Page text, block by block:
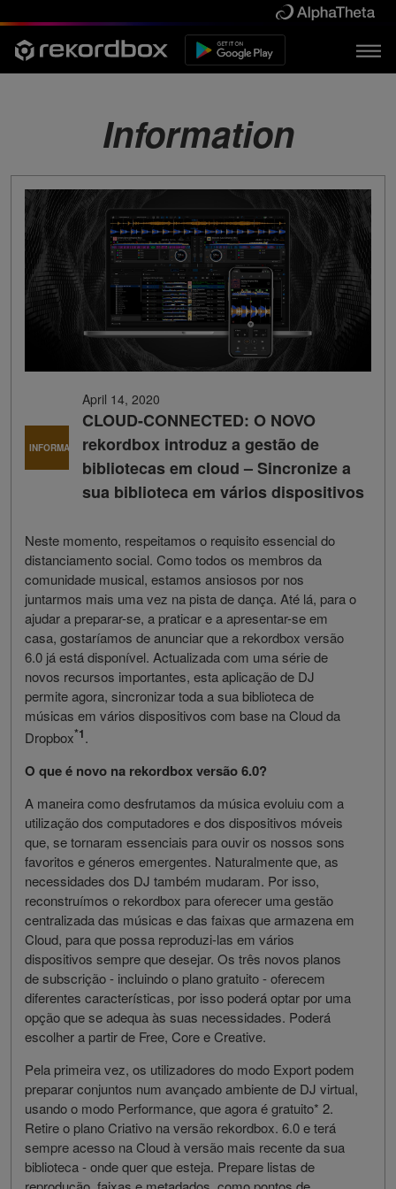
Information
INFORMAÇÕES
April 14, 2020
CLOUD-CONNECTED: O NOVO
rekordbox introduz a gestão de
bibliotecas em cloud – Sincronize a
sua biblioteca em vários dispositivos
Neste momento, respeitamos o requisito essencial do
distanciamento social. Como todos os membros da
comunidade musical, estamos ansiosos por nos
juntarmos mais uma vez na pista de dança. Até lá, para o
ajudar a preparar-se, a praticar e a apresentar-se em
casa, gostaríamos de anunciar que a rekordbox versão
6.0 já está disponível. Actualizada com uma série de
novos recursos importantes, esta aplicação de DJ
permite agora, sincronizar toda a sua biblioteca de
músicas em vários dispositivos com base na Cloud da
Dropbox*1.
O que é novo na rekordbox versão 6.0?
A maneira como desfrutamos da música evoluiu com a
utilização dos computadores e dos dispositivos móveis
que, se tornaram essenciais para ouvir os nossos sons
favoritos e géneros emergentes. Naturalmente que, as
necessidades dos DJ também mudaram. Por isso,
reconstruímos o rekordbox para oferecer uma gestão
centralizada das músicas e das faixas que armazena em
Cloud, para que possa reproduzi-las em vários
dispositivos sempre que desejar. Os três novos planos
de subscrição - incluindo o plano gratuito - oferecem
diferentes características, por isso poderá optar por uma
opção que se adequa às suas necessidades. Poderá
escolher a partir de Free, Core e Creative.
Pela primeira vez, os utilizadores do modo Export podem
preparar conjuntos num avançado ambiente de DJ virtual,
usando o modo Performance, que agora é gratuito* 2.
Retire o plano Criativo na versão rekordbox. 6.0 e terá
sempre acesso na Cloud à versão mais recente da sua
biblioteca - onde quer que esteja. Prepare listas de